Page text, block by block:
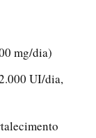
mg/dia)
UI/dia,